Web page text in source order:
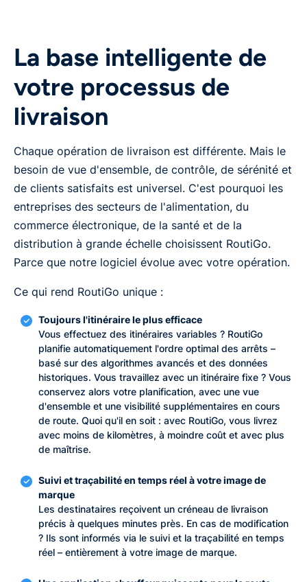
La base intelligente de
votre processus de
livraison
Chaque opération de livraison est différente. Mais le
besoin de vue d'ensemble, de contrôle, de sérénité et
de clients satisfaits est universel. C'est pourquoi les
entreprises des secteurs de l'alimentation, du
commerce électronique, de la santé et de la
distribution à grande échelle choisissent RoutiGo.
Parce que notre logiciel évolue avec votre opération.
Ce qui rend RoutiGo unique :
Toujours l'itinéraire le plus efficace
Vous effectuez des itinéraires variables ? RoutiGo
planifie automatiquement l'ordre optimal des arrêts –
basé sur des algorithmes avancés et des données
historiques. Vous travaillez avec un itinéraire fixe ? Vous
conservez alors votre planification, avec une vue
d'ensemble et une visibilité supplémentaires en cours
de route. Quoi qu'il en soit : avec RoutiGo, vous livrez
avec moins de kilomètres, à moindre coût et avec plus
de maîtrise.
Suivi et traçabilité en temps réel à votre image de
marque
Les destinataires reçoivent un créneau de livraison
précis à quelques minutes près. En cas de modification
? Ils sont informés via le suivi et la traçabilité en temps
réel – entièrement à votre image de marque.